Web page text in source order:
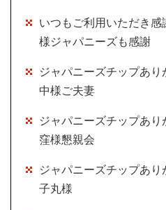
いつもご利用いただき
様ジャパニーズも感謝
ジャパニーズチップあ
中様ご夫妻
ジャパニーズチップあ
窪様懇親会
ジャパニーズチップあ
子丸様